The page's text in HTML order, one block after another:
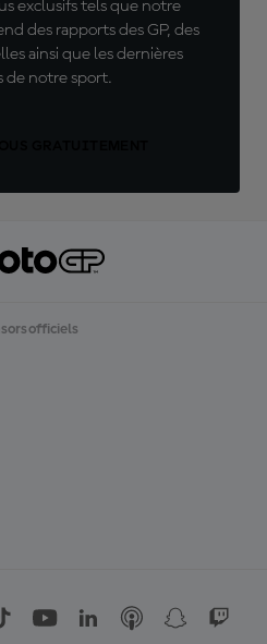
exclusifs tels que notre
des rapports des GP, des
ainsi que les dernières
de notre sport.
officiels